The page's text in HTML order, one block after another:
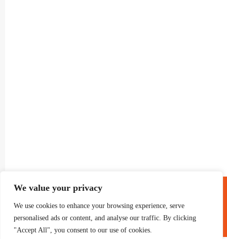
We value your privacy
We use cookies to enhance your browsing experience, serve
personalised ads or content, and analyse our traffic. By clicking
"Accept All", you consent to our use of cookies.
® GRUP TELEVISIO 2022.
TOTS ELS DRETS RESERVATS